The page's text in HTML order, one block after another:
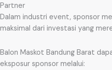
Partner
Dalam industri event, sponsor
maksimal dari investasi yang
Balon Maskot Bandung Barat
eksposur sponsor melalui: